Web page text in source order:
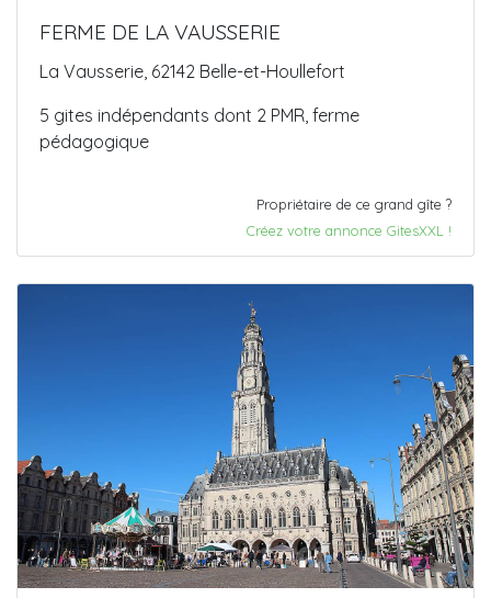
FERME DE LA VAUSSERIE
La Vausserie, 62142 Belle-et-Houllefort
5 gites indépendants dont 2 PMR, ferme
pédagogique
Propriétaire de ce grand gîte ?
Créez votre annonce GitesXXL !